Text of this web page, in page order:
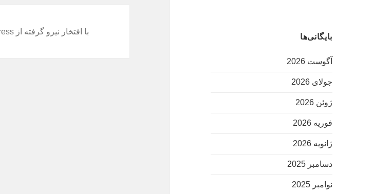
بایگانی‌ها
آگوست 2026
جولای 2026
ژوئن 2026
فوریه 2026
ژانویه 2026
دسامبر 2025
نوامبر 2025
با افتخار نیرو گرفته از WordPress